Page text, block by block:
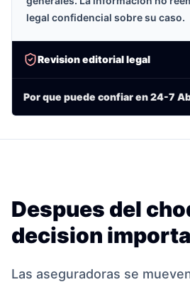
legal confidencial sobre su caso.
Revision editorial legal
Por que puede confiar en 24-7
Despues del
decision importa
Las aseguradoras se